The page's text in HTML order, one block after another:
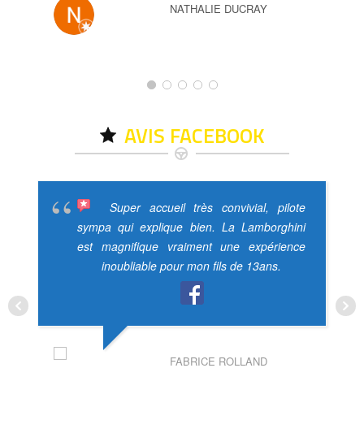
NATHALIE DUCRAY
AVIS FACEBOOK
Super accueil très convivial, pilote
sympa qui explique bien. La Lamborghini
est magnifique vraiment une expérience
inoubliable pour mon fils de 13ans.
FABRICE ROLLAND